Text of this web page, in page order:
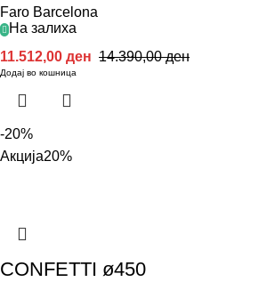
Faro Barcelona
На залиха
14.390,00ден
11.512,00 ден
Додај во кошница
-20%
Акција20%
CONFETTI ø450